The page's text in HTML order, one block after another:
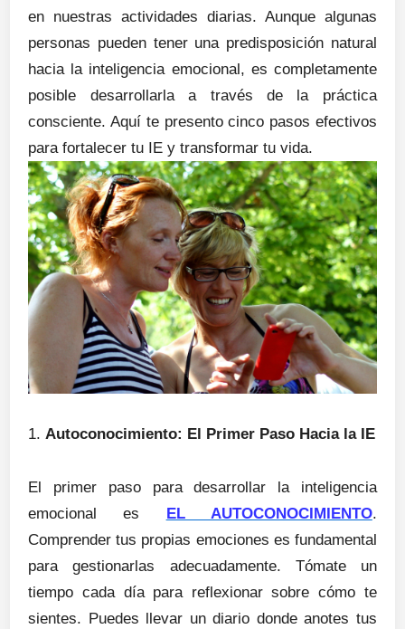
en nuestras actividades diarias. Aunque algunas
personas pueden tener una predisposición natural
hacia la inteligencia emocional, es completamente
posible desarrollarla a través de la práctica
consciente. Aquí te presento cinco pasos efectivos
para fortalecer tu IE y transformar tu vida.
1.Autoconocimiento: El Primer Paso Hacia la IE
El primer paso para desarrollar la inteligencia
emocional es EL AUTOCONOCIMIENTO.
Comprender tus propias emociones es fundamental
para gestionarlas adecuadamente. Tómate un
tiempo cada día para reflexionar sobre cómo te
sientes. Puedes llevar un diario donde anotes tus